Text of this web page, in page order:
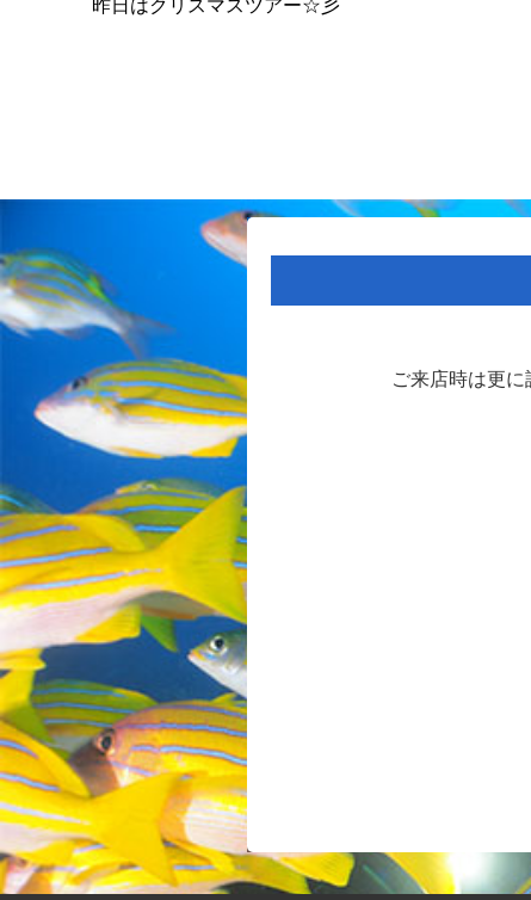
昨日はクリスマスツアー☆彡
ご来店時は更